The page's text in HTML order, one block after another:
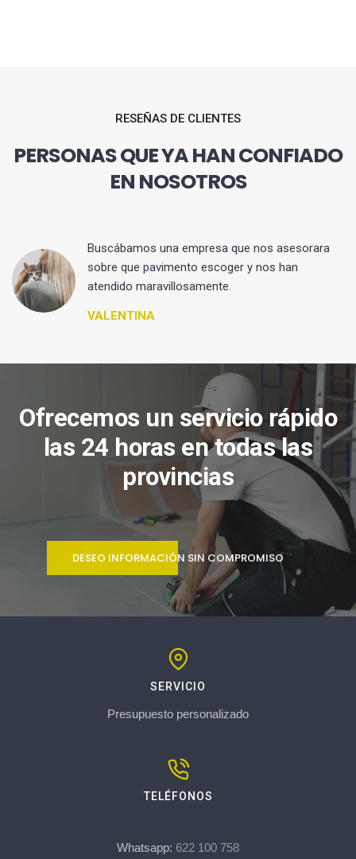
RESEÑAS DE CLIENTES
PERSONAS QUE YA HAN CONFIADO
EN NOSOTROS
Buscábamos una empresa que nos asesorara
sobre que pavimento escoger y nos han
atendido maravillosamente.
VALENTINA
Ofrecemos un servicio rápido
las 24 horas en todas las
provincias
DESEO INFORMACIÓN SIN COMPROMISO
SERVICIO
Presupuesto personalizado
TELÉFONOS
Whatsapp: 622 100 758